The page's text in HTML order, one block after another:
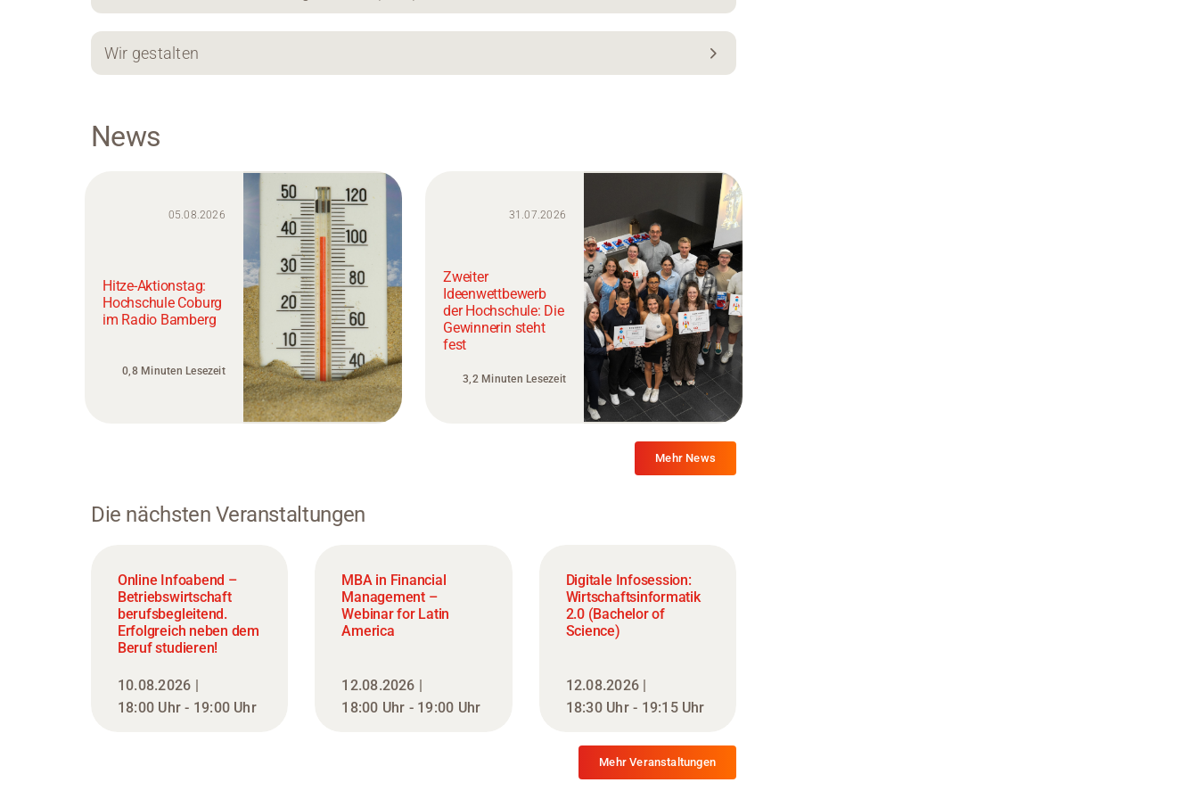
Wir gestalten
News
05.08.2026
Hitze-Aktionstag:
Hochschule Coburg
im Radio Bamberg
0,8 Minuten Lesezeit
31.07.2026
Zweiter
Ideenwettbewerb
der Hochschule: Die
Gewinnerin steht
fest
3,2 Minuten Lesezeit
Mehr News
Die nächsten Veranstaltungen
Online Infoabend –
Betriebswirtschaft
berufsbegleitend.
Erfolgreich neben dem
Beruf studieren!
10.08.2026 |
18:00 Uhr - 19:00 Uhr
MBA in Financial
Management –
Webinar for Latin
America
12.08.2026 |
18:00 Uhr - 19:00 Uhr
Digitale Infosession:
Wirtschaftsinformatik
2.0 (Bachelor of
Science)
12.08.2026 |
18:30 Uhr - 19:15 Uhr
Mehr Veranstaltungen